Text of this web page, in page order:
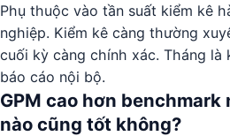
Phụ thuộc vào tần suất kiểm kê
nghiệp. Kiểm kê càng thường
cuối kỳ càng chính xác. Tháng là
báo cáo nội bộ.
GPM cao hơn
nào cũng tốt không?